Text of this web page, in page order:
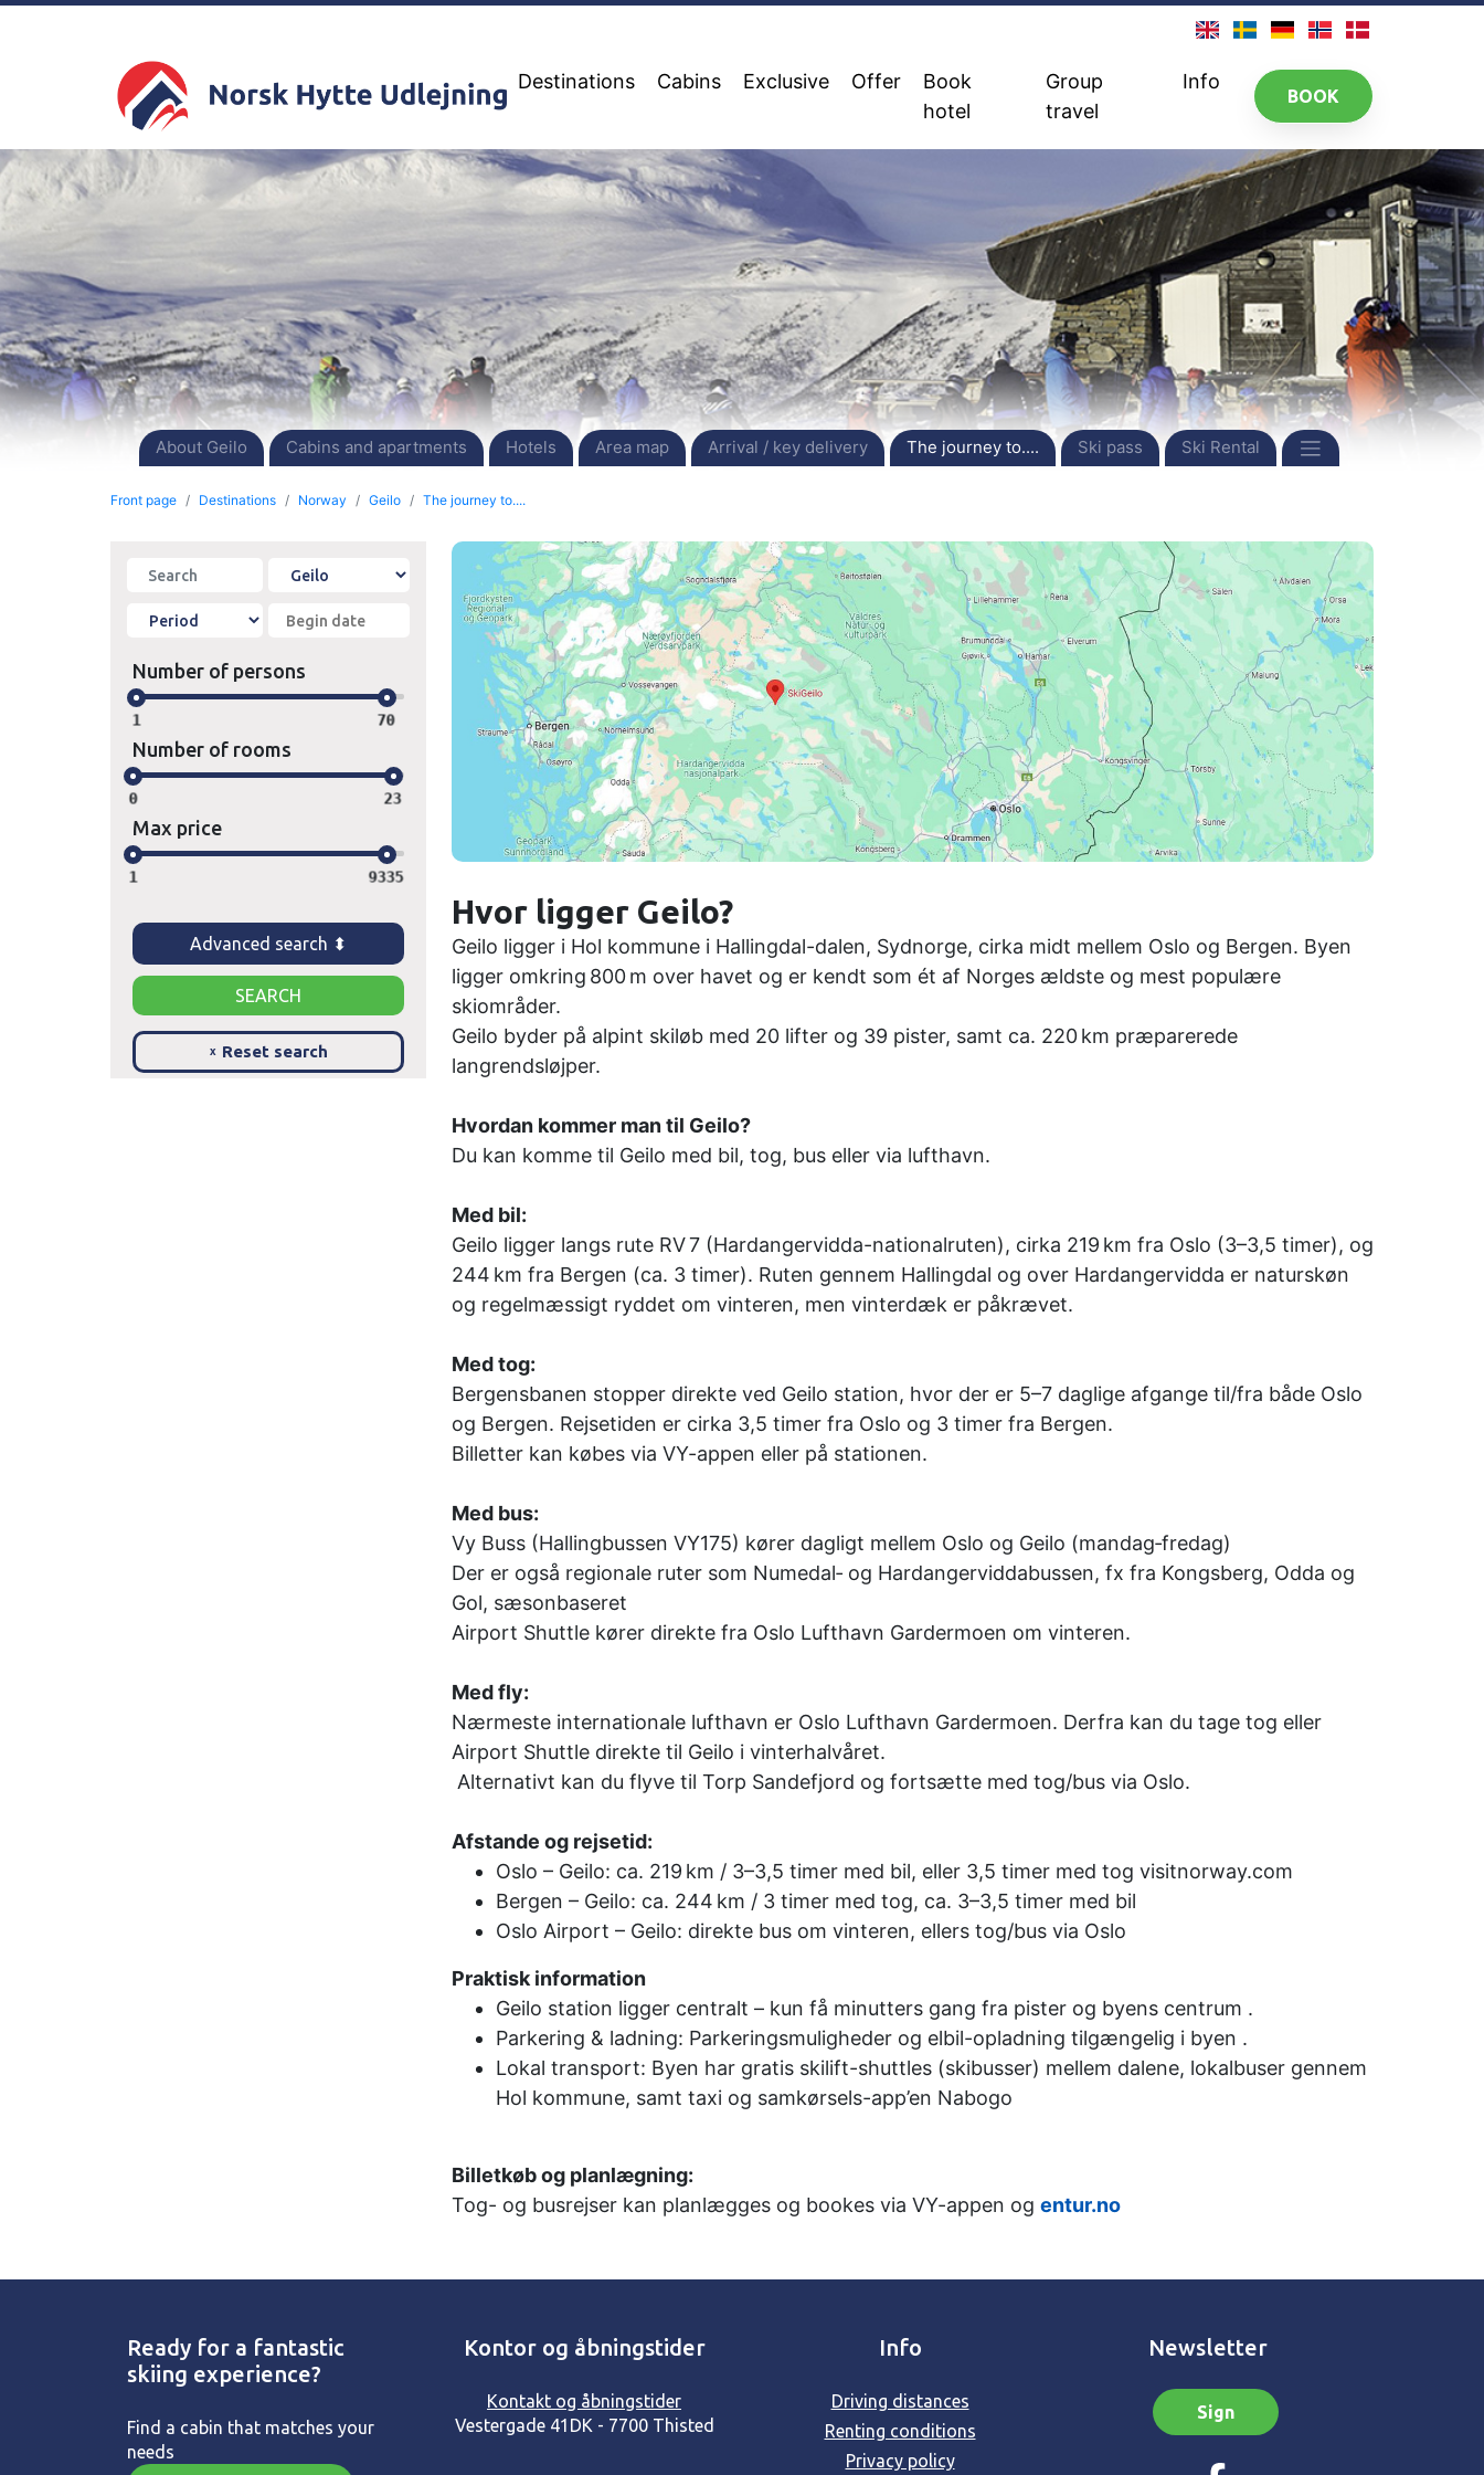
Destinations Cabins Exclusive Offer
Book
hotel
Group
travel
Info
BOOK
About Geilo Cabins and apartments Hotels Area map Arrival / key delivery The journey to.... Ski pass Ski Rental
Front page Destinations Norway Geilo The journey to....
Number of persons
1 70
Number of rooms
0 23
Max price
1 9335
Advanced search ⬍
x Reset search
Hvor ligger Geilo?
Geilo ligger i Hol kommune i Hallingdal-dalen, Sydnorge, cirka midt mellem Oslo og Bergen. Byen
ligger omkring 800 m over havet og er kendt som ét af Norges ældste og mest populære
skiområder.
Geilo byder på alpint skiløb med 20 lifter og 39 pister, samt ca. 220 km præparerede
langrendsløjper.
Hvordan kommer man til Geilo?
Du kan komme til Geilo med bil, tog, bus eller via lufthavn.
Med bil:
Geilo ligger langs rute RV 7 (Hardangervidda-nationalruten), cirka 219 km fra Oslo (3–3,5 timer), og
244 km fra Bergen (ca. 3 timer). Ruten gennem Hallingdal og over Hardangervidda er naturskøn
og regelmæssigt ryddet om vinteren, men vinterdæk er påkrævet.
Med tog:
Bergensbanen stopper direkte ved Geilo station, hvor der er 5–7 daglige afgange til/fra både Oslo
og Bergen. Rejsetiden er cirka 3,5 timer fra Oslo og 3 timer fra Bergen.
Billetter kan købes via VY-appen eller på stationen.
Med bus:
Vy Buss (Hallingbussen VY175) kører dagligt mellem Oslo og Geilo (mandag‑fredag)
Der er også regionale ruter som Numedal‑ og Hardangerviddabussen, fx fra Kongsberg, Odda og
Gol, sæsonbaseret
Airport Shuttle kører direkte fra Oslo Lufthavn Gardermoen om vinteren.
Med fly:
Nærmeste internationale lufthavn er Oslo Lufthavn Gardermoen. Derfra kan du tage tog eller
Airport Shuttle direkte til Geilo i vinterhalvåret.
Alternativt kan du flyve til Torp Sandefjord og fortsætte med tog/bus via Oslo.
Afstande og rejsetid:
Oslo – Geilo: ca. 219 km / 3–3,5 timer med bil, eller 3,5 timer med tog visitnorway.com
Bergen – Geilo: ca. 244 km / 3 timer med tog, ca. 3–3,5 timer med bil
Oslo Airport – Geilo: direkte bus om vinteren, ellers tog/bus via Oslo
Praktisk information
Geilo station ligger centralt – kun få minutters gang fra pister og byens centrum .
Parkering & ladning: Parkeringsmuligheder og elbil-opladning tilgængelig i byen .
Lokal transport: Byen har gratis skilift-shuttles (skibusser) mellem dalene, lokalbuser gennem
Hol kommune, samt taxi og samkørsels-app’en Nabogo
Billetkøb og planlægning:
Tog- og busrejser kan planlægges og bookes via VY-appen og entur.no
Ready for a fantastic
skiing experience?
Find a cabin that matches your
needs
Kontor og åbningstider
Kontakt og åbningstider
Vestergade 41 DK - 7700 Thisted
Info
Driving distances
Renting conditions
Privacy policy
Newsletter
Sign